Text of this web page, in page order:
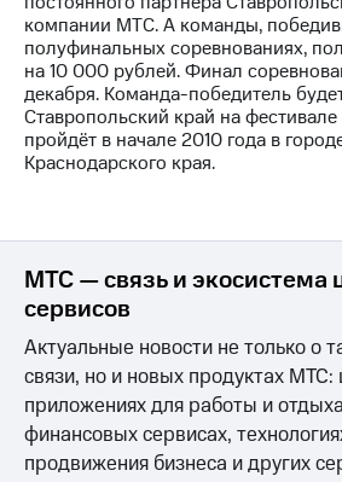
Интервью
Финансовая
отчетность
Контакты
регионе
и акционерам
Корпоративное
Корпоративный
секретарь
Раскрытие
информации
Информация
компании МТС. А команды,
полуфинальных соревнованиях,
на 10 000 рублей. Финал
декабря. Команда-победитель
Ставропольский край на
пройдёт в начале 2010 года в
Краснодарского края.
МТС — связь и экосистема
сервисов
Актуальные новости не только о
связи, но и новых продуктах
приложениях для работы и
финансовых сервисах,
продвижения бизнеса и других